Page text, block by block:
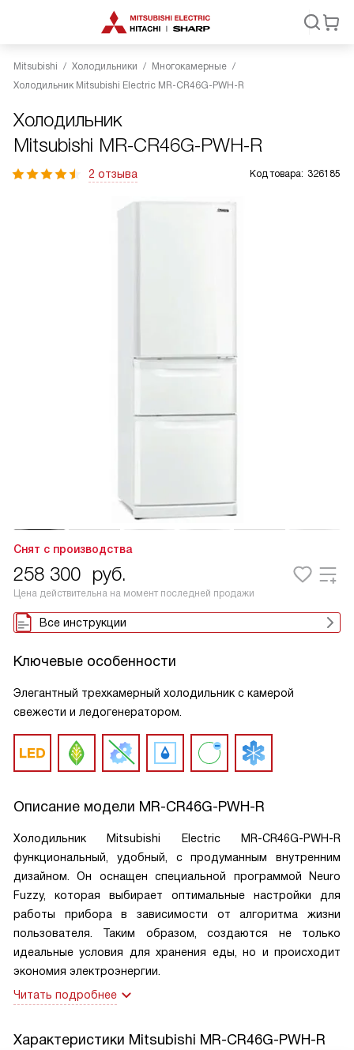
Mitsubishi Холодильники
Многокамерные
Холодильник Mitsubishi Electric MR-CR46G-PWH-R
Холодильник
Mitsubishi MR-CR46G-PWH-R
2 отзыва Код товара: 326185
Снят с производства
258 300 руб.
Цена действительна на момент последней продажи
Все инструкции
Ключевые особенности
Элегантный трехкамерный холодильник с камерой
свежести и ледогенератором.
Описание модели MR-CR46G-PWH-R
Холодильник Mitsubishi Electric MR-CR46G-PWH-R
функциональный, удобный, с продуманным внутренним
дизайном. Он оснащен специальной программой Neuro
Fuzzy, которая выбирает оптимальные настройки для
работы прибора в зависимости от алгоритма жизни
пользователя. Таким образом, создаются не только
идеальные условия для хранения еды, но и происходит
экономия электроэнергии.
Читать подробнее
Характеристики Mitsubishi MR-CR46G-PWH-R